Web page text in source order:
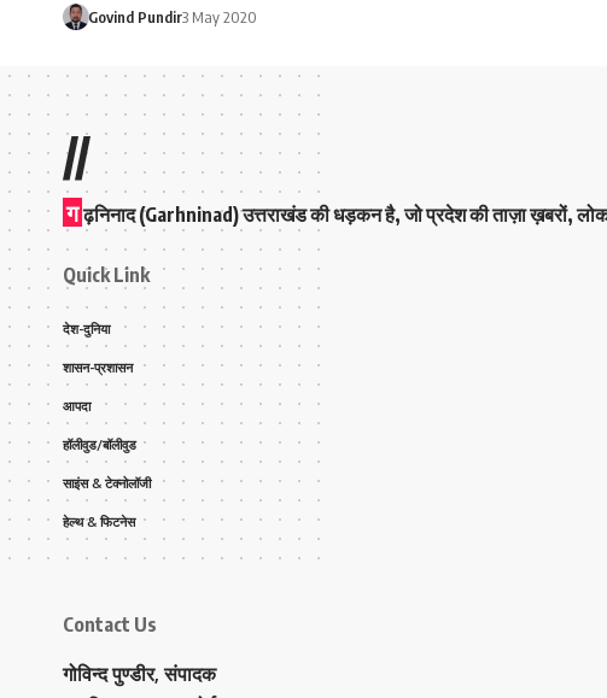
Govind Pundir3 May 2020
//
ग ढ़निनाद (Garhninad) उत्तराखंड की धड़कन है, जो प्रदेश की ताज़ा ख़बरों,
Quick Link
देश-दुनिया
शासन-प्रशासन
आपदा
हॉलीवुड/बॉलीवुड
साइंस & टेक्नोलॉजी
हेल्थ & फिटनेस
Contact Us
गोविन्द पुण्डीर, संपादक